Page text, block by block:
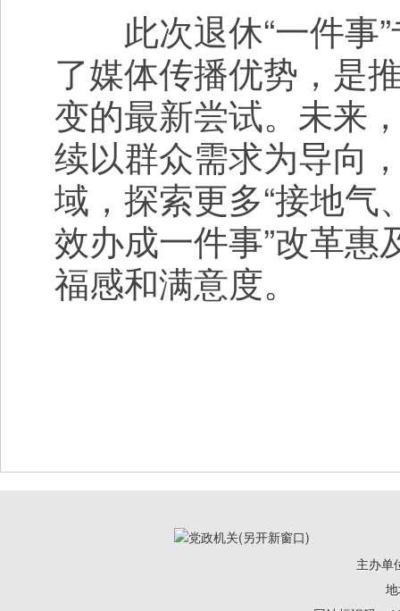
此次退休“一件事”
了媒体传播优势，是
变的最新尝试。未来
续以群众需求为导向
域，探索更多“接地气
效办成一件事”改革
福感和满意度。
主办单